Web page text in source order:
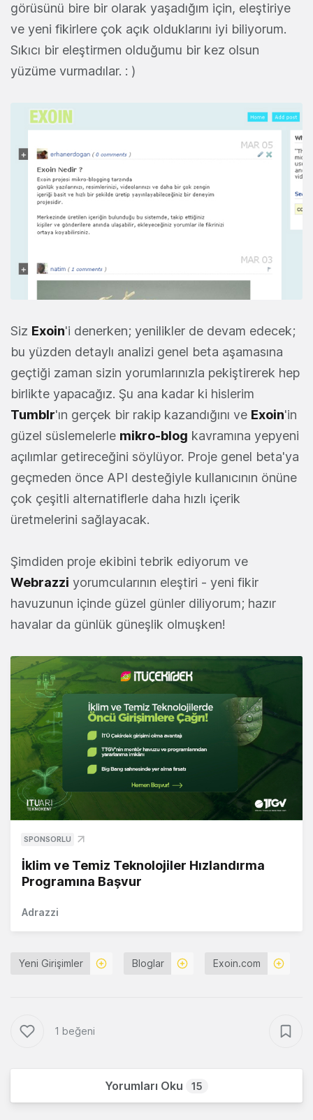
görüsünü bire bir olarak yaşadığım için, eleştiriye
ve yeni fikirlere çok açık olduklarını iyi biliyorum.
Sıkıcı bir eleştirmen olduğumu bir kez olsun
yüzüme vurmadılar. : )
Siz Exoin'i denerken; yenilikler de devam edecek;
bu yüzden detaylı analizi genel beta aşamasına
geçtiği zaman sizin yorumlarınızla pekiştirerek hep
birlikte yapacağız. Şu ana kadar ki hislerim
Tumblr'ın gerçek bir rakip kazandığını ve Exoin'in
güzel süslemelerle mikro-blog kavramına yepyeni
açılımlar getireceğini söylüyor. Proje genel beta'ya
geçmeden önce API desteğiyle kullanıcının önüne
çok çeşitli alternatiflerle daha hızlı içerik
üretmelerini sağlayacak.
Şimdiden proje ekibini tebrik ediyorum ve
Webrazzi yorumcularının eleştiri - yeni fikir
havuzunun içinde güzel günler diliyorum; hazır
havalar da günlük güneşlik olmuşken!
SPONSORLU
İklim ve Temiz Teknolojiler Hızlandırma
Programına Başvur
Adrazzi
Yeni Girişimler Bloglar Exoin.com
1 beğeni
Yorumları Oku 15